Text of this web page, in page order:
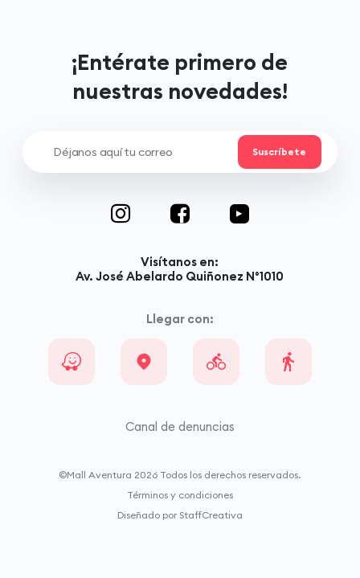
¡Entérate primero de
nuestras novedades!
Visítanos en:
Av. José Abelardo Quiñonez N°1010
Llegar con:
Canal de denuncias
©Mall Aventura 2026 Todos los derechos reservados.
Términos y condiciones
Diseñado por StaffCreativa